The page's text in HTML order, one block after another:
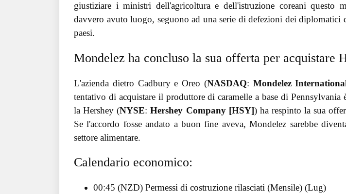
giustiziare i ministri dell'agricoltura e dell'istruzione coreani questo
davvero avuto luogo, seguono ad una serie di defezioni dei diplomatici
paesi.
Mondelez ha concluso la sua offerta per acquistare
L'azienda dietro Cadbury e Oreo (NASDAQ: Mondelez
tentativo di acquistare il produttore di caramelle a base di
la Hershey (NYSE:Hershey Company [HSY]) ha respinto la sua
Se l'accordo fosse andato a buon fine aveva, Mondelez sarebbe
settore alimentare.
Calendario economico:
00:45 (NZD) Permessi di costruzione rilasciati (Mensile) (Lug)